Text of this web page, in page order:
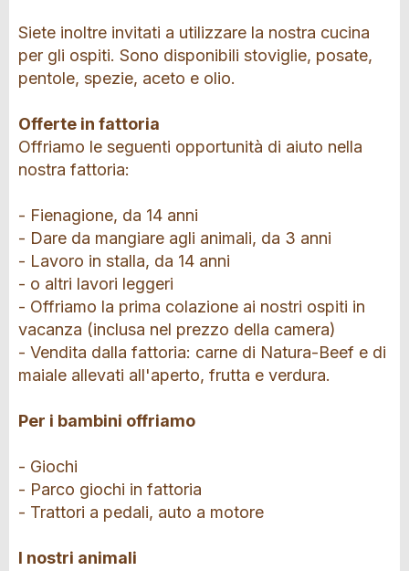
Siete inoltre invitati a utilizzare la nostra cucina
per gli ospiti. Sono disponibili stoviglie, posate,
pentole, spezie, aceto e olio.
Offerte in fattoria
Offriamo le seguenti opportunità di aiuto nella
nostra fattoria:
- Fienagione, da 14 anni
- Dare da mangiare agli animali, da 3 anni
- Lavoro in stalla, da 14 anni
- o altri lavori leggeri
- Offriamo la prima colazione ai nostri ospiti in
vacanza (inclusa nel prezzo della camera)
- Vendita dalla fattoria: carne di Natura-Beef e di
maiale allevati all'aperto, frutta e verdura.
Per i bambini offriamo
- Giochi
- Parco giochi in fattoria
- Trattori a pedali, auto a motore
I nostri animali